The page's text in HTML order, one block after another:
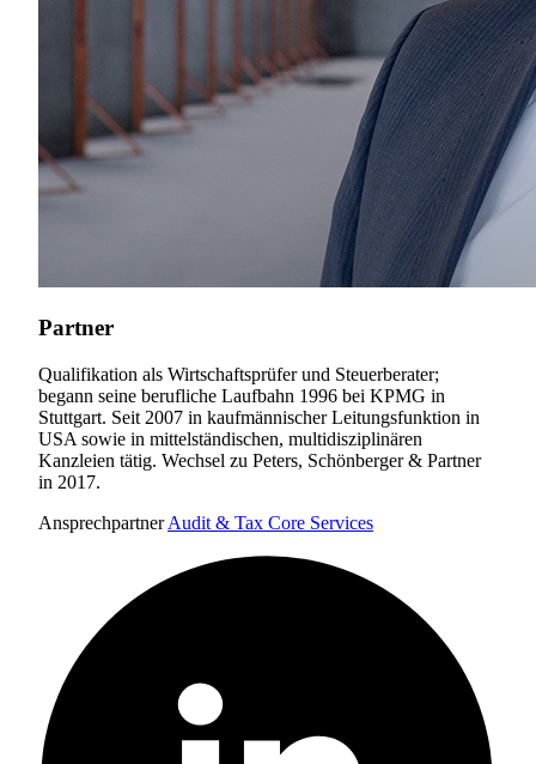
Partner
Qualifikation als Wirtschaftsprüfer und Steuerberater;
begann seine berufliche Laufbahn 1996 bei KPMG in
Stuttgart. Seit 2007 in kaufmännischer Leitungsfunktion in
USA sowie in mittelständischen, multidisziplinären
Kanzleien tätig. Wechsel zu Peters, Schönberger & Partner
in 2017.
Ansprechpartner Audit & Tax Core Services